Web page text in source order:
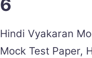
6
Hindi Vyakaran
Mock Test Paper,